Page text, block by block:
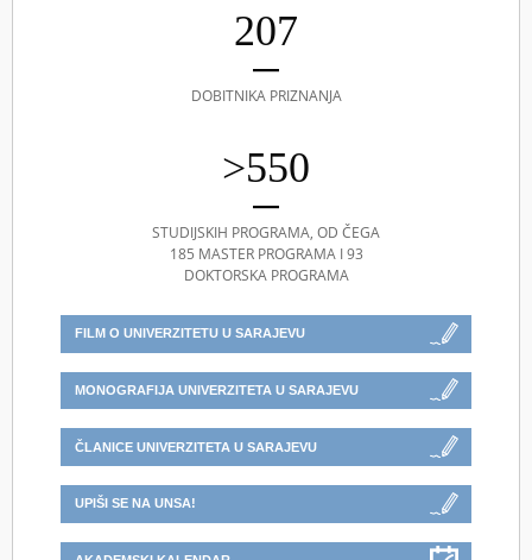
207
DOBITNIKA PRIZNANJA
>550
STUDIJSKIH PROGRAMA, OD ČEGA
185 MASTER PROGRAMA I 93
DOKTORSKA PROGRAMA
FILM O UNIVERZITETU U SARAJEVU
MONOGRAFIJA UNIVERZITETA U SARAJEVU
ČLANICE UNIVERZITETA U SARAJEVU
UPIŠI SE NA UNSA!